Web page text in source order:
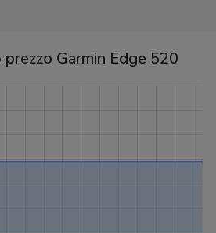
Garmin Edge 520